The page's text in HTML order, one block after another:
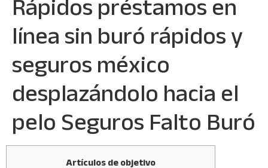
Rápidos préstamos en
línea sin buró rápidos y
seguros méxico
desplazándolo hacia el
pelo Seguros Falto Buró
Artículos de objetivo